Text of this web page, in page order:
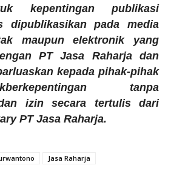
kepentingan publikasi
dipublikasikan pada media
maupun elektronik yang
PT Jasa Raharja dan
kepada pihak-pihak
tanpa
izin secara tertulis dari
PT Jasa Raharja.
Jasa Raharja